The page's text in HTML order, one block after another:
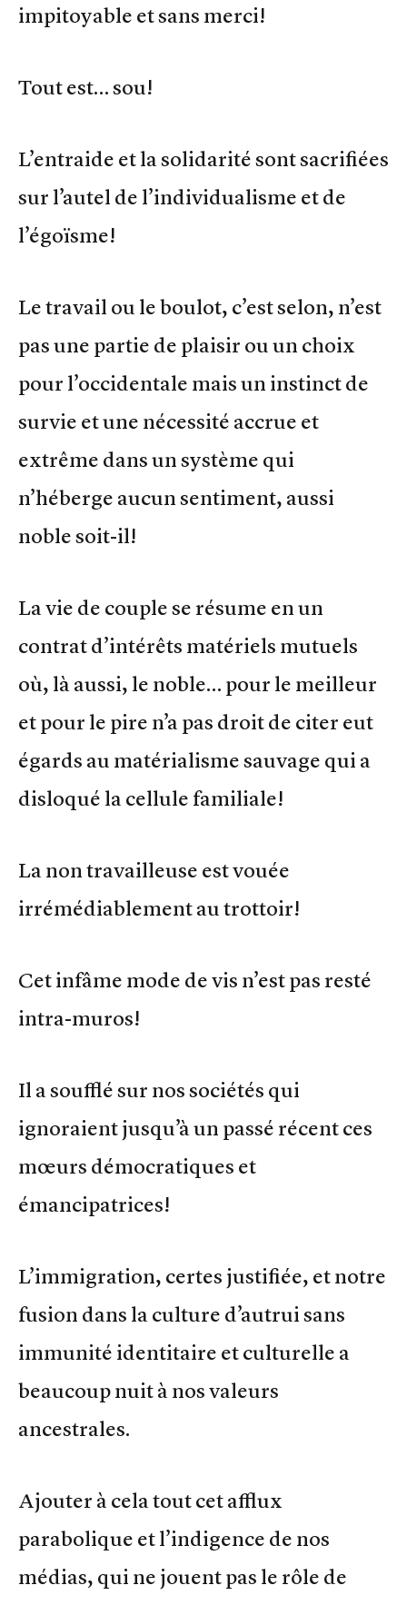
impitoyable et sans merci!
Tout est… sou!
L’entraide et la solidarité sont sacrifiées
sur l’autel de l’individualisme et de
l’égoïsme!
Le travail ou le boulot, c’est selon, n’est
pas une partie de plaisir ou un choix
pour l’occidentale mais un instinct de
survie et une nécessité accrue et
extrême dans un système qui
n’héberge aucun sentiment, aussi
noble soit-il!
La vie de couple se résume en un
contrat d’intérêts matériels mutuels
où, là aussi, le noble… pour le meilleur
et pour le pire n’a pas droit de citer eut
égards au matérialisme sauvage qui a
disloqué la cellule familiale!
La non travailleuse est vouée
irrémédiablement au trottoir!
Cet infâme mode de vis n’est pas resté
intra-muros!
Il a soufflé sur nos sociétés qui
ignoraient jusqu’à un passé récent ces
mœurs démocratiques et
émancipatrices!
L’immigration, certes justifiée, et notre
fusion dans la culture d’autrui sans
immunité identitaire et culturelle a
beaucoup nuit à nos valeurs
ancestrales.
Ajouter à cela tout cet afflux
parabolique et l’indigence de nos
médias, qui ne jouent pas le rôle de